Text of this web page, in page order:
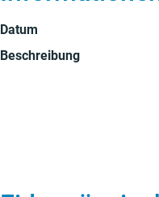
Datum
Beschreibung